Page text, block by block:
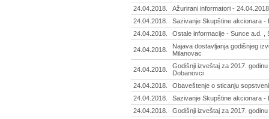
24.04.2018.
Ažurirani informatori - 24.04.2018
24.04.2018.
Sazivanje Skupštine akcionara -
24.04.2018.
Ostale informacije - Sunce a.d. ,
24.04.2018.
Najava dostavljanja godišnjeg
Milanovac
24.04.2018.
Godišnji izveštaj za 2017.
Dobanovci
24.04.2018.
Obaveštenje o sticanju
24.04.2018.
Sazivanje Skupštine akcionara -
24.04.2018.
Godišnji izveštaj za 2017.